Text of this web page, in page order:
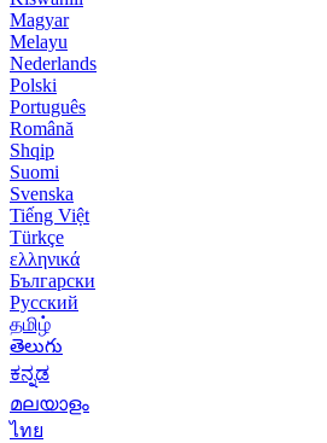
Magyar
Melayu
Nederlands
Polski
Português
Română
Shqip
Suomi
Svenska
Tiếng Việt
Türkçe
ελληνικά
Български
Русский
தமிழ்
తెలుగు
ಕನ್ನಡ
മലയാളം
ไทย